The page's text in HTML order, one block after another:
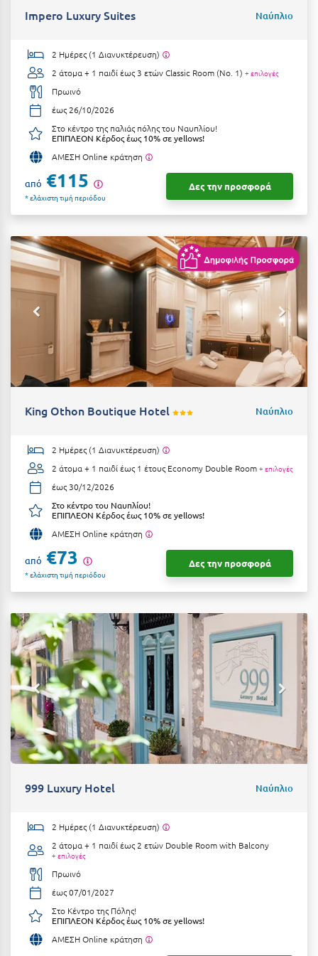
Βυτίνα
Γαλαξiδι
Γλυφάδα
Γρεβενά
Δ
Δελφοί
Ελάτη Αρκαδίας
Ελληνικό Αρκαδίας
Ελούντα Κρήτης
Ερμιόνη
Εύβοια
Ευρυτανία
Ζαγοροχώρια
Ζάκυνθος
Η
Ηλεία
Ηράκλειο
Θ
Θάσος
Θεσσαλονίκη
Ιεράπετρα
Ιθάκη
Ικαρία
Δες όλες τις προσφορές
Δες όλα τα πακέτα διακοπών
Impero Luxury Suites Ναύπλιο
2 Ημέρες (1 Διανυκτέρευση)
2 άτομα + 1 παιδί έως 3 ετώνClassic Room (No. 1) + επιλογές
Πρωινό
έως 26/10/2026
Στο κέντρο της παλιάς πόλης του Ναυπλίου!
ΕΠΙΠΛΕΟΝ Κέρδος έως 10% σε yellows!
ΑΜΕΣΗ Online κράτηση
από €115
* ελάχιστη τιμή περιόδου
Δες την προσφορά
King Othon Boutique Hotel Ναύπλιο
2 Ημέρες (1 Διανυκτέρευση)
2 άτομα + 1 παιδί έως 1 έτους Economy Double Room + επιλογές
έως 30/12/2026
Στο κέντρο του Ναυπλίου!
ΕΠΙΠΛΕΟΝ Κέρδος έως 10% σε yellows!
ΑΜΕΣΗ Online κράτηση
από €73
* ελάχιστη τιμή περιόδου
Δες την προσφορά
999 Luxury Hotel Ναύπλιο
2 Ημέρες (1 Διανυκτέρευση)
2 άτομα + 1 παιδί έως 2 ετών Double Room with Balcony
+ επιλογές
Πρωινό
έως 07/01/2027
Στο Κέντρο της Πόλης!
ΕΠΙΠΛΕΟΝ Κέρδος έως 10% σε yellows!
ΑΜΕΣΗ Online κράτηση